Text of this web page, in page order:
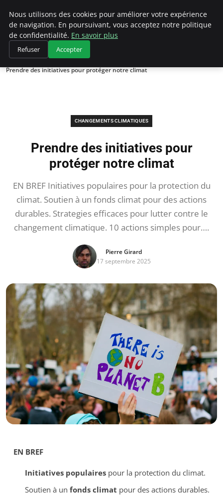
Climategatecountryclub.com
Accueil
Changements climatiques
Prendre des initiatives pour protéger notre climat
CHANGEMENTS CLIMATIQUES
Prendre des initiatives pour
protéger notre climat
EN BREF Initiatives populaires pour la protection du
climat. Soutien à un fonds climat pour des actions
durables. Strategies efficaces pour lutter contre le
changement climatique. 10 actions simples pour….
Pierre Girard
17 septembre 2025
EN BREF
Initiatives populairespour la protection du climat.
Soutien à un fonds climat pour des actions durables.
Nous utilisons des cookies pour améliorer votre expérience
de navigation. En poursuivant, vous acceptez notre politique
de confidentialité. En savoir plus
Refuser Accepter